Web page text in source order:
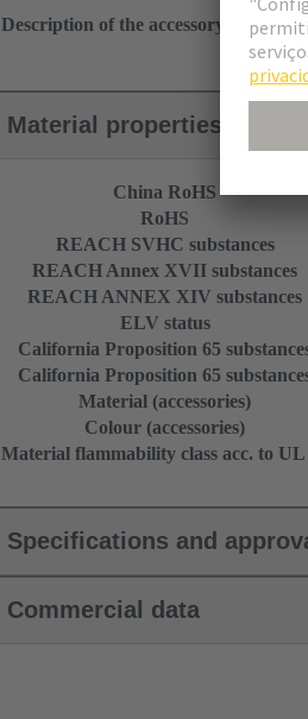
Description of the accessory
for 55
Suitable
Material properties
China RoHS
RoHS
REACH SVHC substances
REACH Annex XVII substances
REACH ANNEX XIV substances
ELV status
California Proposition 65
California Proposition 65
Material (accessories)
Colour (accessories)
Material flammability class acc. to UL
Specifications and
Commercial data